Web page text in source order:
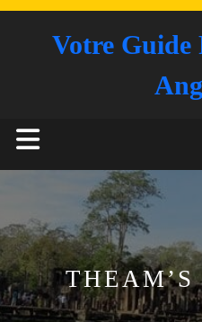
Skip
Votre Guide
Open
Button